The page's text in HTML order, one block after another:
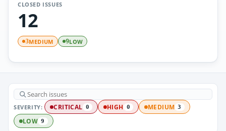
CLOSED ISSUES
12
3MEDIUM 9LOW
SEVERITY: CRITICAL 0 HIGH 0 MEDIUM 3
LOW 9